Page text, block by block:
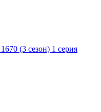
1670 (3 сезон) 1 серия